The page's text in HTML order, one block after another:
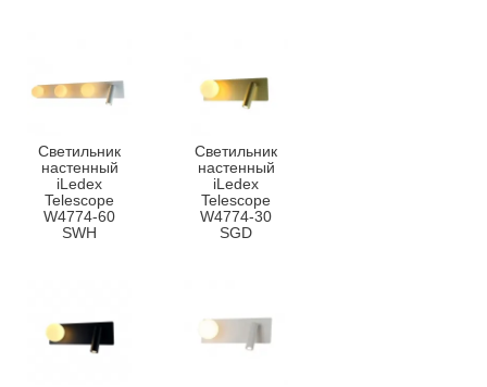
Светильник
настенный
iLedex
Telescope
W4774-60
SWH
Светильник
настенный
iLedex
Telescope
W4774-30
SGD